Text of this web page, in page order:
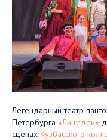
Легендарный театр
Петербурга «Лицедеи»
сценах Кузбасского